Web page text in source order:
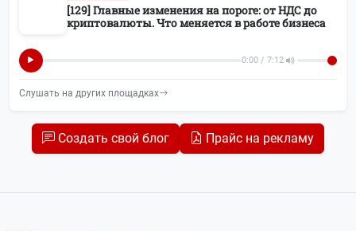
[129] Главные изменения на пороге: от НДС до
криптовалюты. Что меняется в работе бизнеса
0:00 / 7:12
Слушать на других площадках
Создать свой блог Прайс на рекламу